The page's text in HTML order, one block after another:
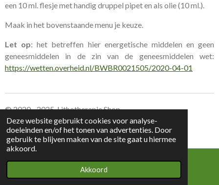
Deze website gebruikt cookies voor analyse-
doeleinden en/of het tonen van advertenties. Door
gebruik te blijven maken van de site gaat u hiermee
akkoord.
Akkoord
een 10 ml. flesje met handig druppel pipet en als olie (10 ml.).
Maak in het bovenstaande menu je keuze.
Let op: het betreffen hier energetische middelen en geen
geneesmiddelen in de zin van de geneesmiddelen wet:
https://wetten.overheid.nl/BWBR0021505/2020-04-01
© 2020 - 2025 Lithotherapie Shop
Leverings voorwaarden Lithotherapie Shop